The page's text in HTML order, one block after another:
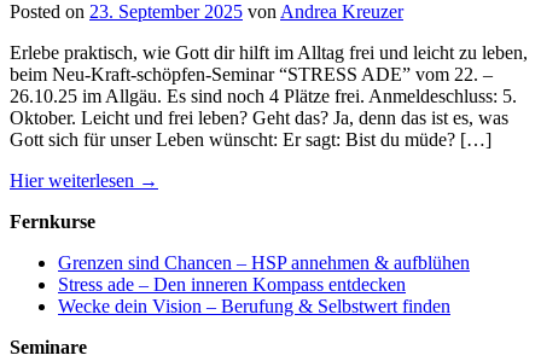
Posted on 23. September 2025 von Andrea Kreuzer
Erlebe praktisch, wie Gott dir hilft im Alltag frei und leicht zu leben,
beim Neu-Kraft-schöpfen-Seminar “STRESS ADE” vom 22. –
26.10.25 im Allgäu. Es sind noch 4 Plätze frei. Anmeldeschluss: 5.
Oktober. Leicht und frei leben? Geht das? Ja, denn das ist es, was
Gott sich für unser Leben wünscht: Er sagt: Bist du müde? […]
Hier weiterlesen →
Fernkurse
Grenzen sind Chancen – HSP annehmen & aufblühen
Stress ade – Den inneren Kompass entdecken
Wecke dein Vision – Berufung & Selbstwert finden
Seminare